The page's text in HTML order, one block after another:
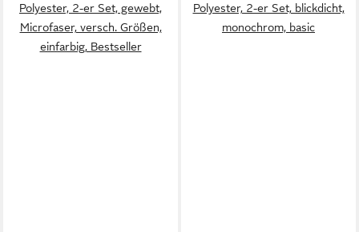
Polyester, 2-er Set, gewebt,
Microfaser, versch. Größen,
einfarbig, Bestseller
Polyester, 2-er Set, blickdicht,
monochrom, basic